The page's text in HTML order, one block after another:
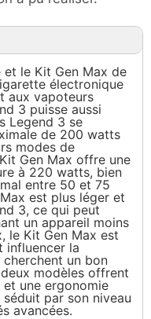
et le Kit Gen Max de
électronique
aux vapoteurs
3 puisse aussi
Legend 3 se
de 200 watts
modes de
Gen Max offre une
à 220 watts, bien
entre 50 et 75
est plus léger et
3, ce qui peut
un appareil moins
le Kit Gen Max est
influencer la
cherchent un bon
modèles offrent
une ergonomie
séduit par son niveau
avancées.